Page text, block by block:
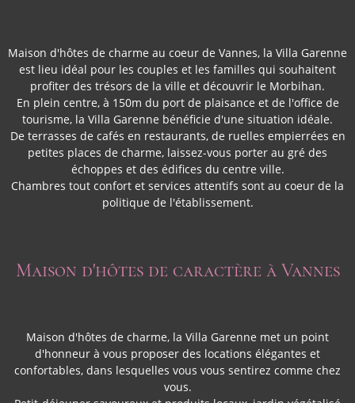
Maison d'hôtes de charme au coeur de Vannes, la Villa Garenne
est lieu idéal pour les couples et les familles qui souhaitent
profiter des trésors de la ville et découvrir le Morbihan.
En plein centre, à 150m du port de plaisance et de l'office de
tourisme, la Villa Garenne bénéficie d'une situation idéale.
De terrasses de cafés en restaurants, de ruelles empierrées en
petites places de charme, laissez-vous porter au gré des
échoppes et des édifices du centre ville.
Chambres tout confort et services attentifs sont au coeur de la
politique de l'établissement.
Maison d'hôtes de caractère à Vannes
Maison d'hôtes de charme, la Villa Garenne met un point
d'honneur à vous proposer des locations élégantes et
confortables, dans lesquelles vous vous sentirez comme chez
vous.